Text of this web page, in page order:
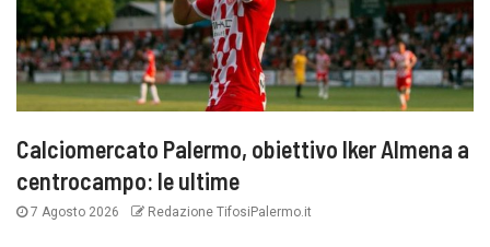
Calciomercato Palermo, obiettivo Iker Almena a
centrocampo: le ultime
7 Agosto 2026 Redazione TifosiPalermo.it